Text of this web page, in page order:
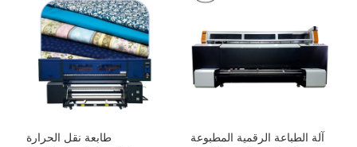
طابعة نقل الحرارة
آلة الطباعة الرقمية المطبوعة